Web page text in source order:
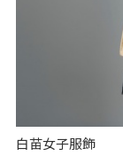
白苗女子服飾